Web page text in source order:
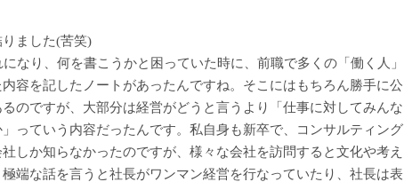
ました(苦笑)
なり、何を書こうかと困っていた時に、前職で多くの「働く人」
容を記したノートがあったんですね。そこにはもちろん勝手に公
のですが、大部分は経営がどうと言うより「仕事に対してみんな
っていう内容だったんです。私自身も新卒で、コンサルティング
しか知らなかったのですが、様々な会社を訪問すると文化や考え
端な話を言うと社長がワンマン経営を行なっていたり、社長は表